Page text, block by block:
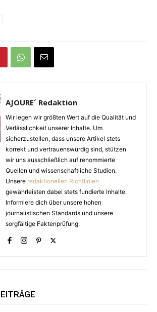
AJOURE´ Redaktion
Wir legen wir größten Wert auf die Qualität und
Verlässlichkeit unserer Inhalte. Um
sicherzustellen, dass unsere Artikel stets
korrekt und vertrauenswürdig sind, stützen
wir uns ausschließlich auf renommierte
Quellen und wissenschaftliche Studien.
Unsere redaktionellen Richtlinien
gewährleisten dabei stets fundierte Inhalte.
Informiere dich über unsere hohen
journalistischen Standards und unsere
sorgfältige Faktenprüfung.